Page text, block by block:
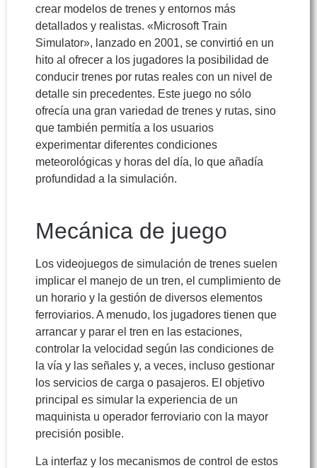
crear modelos de trenes y entornos más
detallados y realistas. «Microsoft Train
Simulator», lanzado en 2001, se convirtió en un
hito al ofrecer a los jugadores la posibilidad de
conducir trenes por rutas reales con un nivel de
detalle sin precedentes. Este juego no sólo
ofrecía una gran variedad de trenes y rutas, sino
que también permitía a los usuarios
experimentar diferentes condiciones
meteorológicas y horas del día, lo que añadía
profundidad a la simulación.
Mecánica de juego
Los videojuegos de simulación de trenes suelen
implicar el manejo de un tren, el cumplimiento de
un horario y la gestión de diversos elementos
ferroviarios. A menudo, los jugadores tienen que
arrancar y parar el tren en las estaciones,
controlar la velocidad según las condiciones de
la vía y las señales y, a veces, incluso gestionar
los servicios de carga o pasajeros. El objetivo
principal es simular la experiencia de un
maquinista u operador ferroviario con la mayor
precisión posible.
La interfaz y los mecanismos de control de estos